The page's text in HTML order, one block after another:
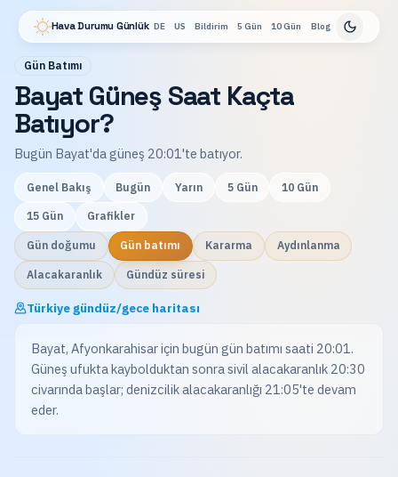
Hava Durumu Günlük DE US Bildirim 5 Gün 10 Gün Blog
Gün Batımı
Bayat Güneş Saat Kaçta
Batıyor?
Bugün Bayat'da güneş 20:01'te batıyor.
Genel Bakış Bugün Yarın 5 Gün 10 Gün
15 Gün Grafikler
Gün doğumu Gün batımı Kararma Aydınlanma
Alacakaranlık Gündüz süresi
Türkiye gündüz/gece haritası
Bayat, Afyonkarahisar için bugün gün batımı saati 20:01.
Güneş ufukta kaybolduktan sonra sivil alacakaranlık 20:30
civarında başlar; denizcilik alacakaranlığı 21:05'te devam
eder.